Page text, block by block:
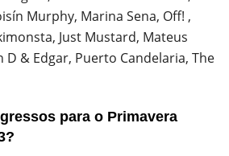
Murphy, Marina Sena, Off! ,
Just Mustard, Mateus
D & Edgar, Puerto Candelaria, The
para o Primavera